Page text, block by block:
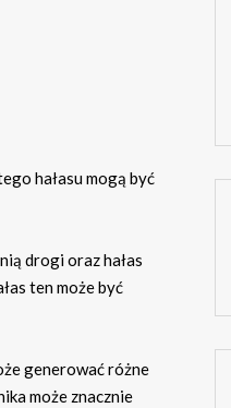
hałasu mogą być
drogi oraz hałas
ten może być
generować różne
może znacznie